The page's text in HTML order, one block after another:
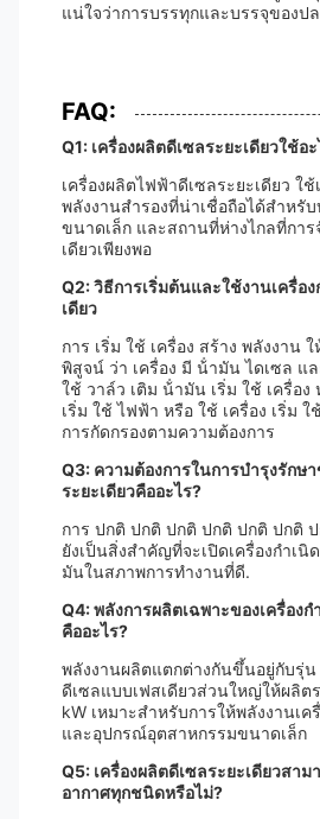
แน่ใจว่าการบรรทุกและบรรจุของป
FAQ:
Q1: เครื่องผลิตดีเซลระยะเดียวใช้อ
เครื่องผลิตไฟฟ้าดีเซลระยะเดียว ใ
พลังงานสํารองที่น่าเชื่อถือได้สําหรั
ขนาดเล็ก และสถานที่ห่างไกลที่กา
เดียวเพียงพอ
Q2: วิธีการเริ่มต้นและใช้งานเครื่อ
เดียว
การ เริ่ม ใช้ เครื่อง สร้าง พลังงาน
พิสูจน์ ว่า เครื่อง มี น้ํามัน ไดเซล แ
ใช้ วาล์ว เติม น้ํามัน เริ่ม ใช้ เครื่อง
เริ่ม ใช้ ไฟฟ้า หรือ ใช้ เครื่อง เริ่ม ใ
การกัดกรองตามความต้องการ
Q3: ความต้องการในการบํารุงรักษ
ระยะเดียวคืออะไร?
การ ปกติ ปกติ ปกติ ปกติ ปกติ ปกติ
ยังเป็นสิ่งสําคัญที่จะเปิดเครื่องกําเนิ
มันในสภาพการทํางานที่ดี.
Q4: พลังการผลิตเฉพาะของเครื่องกํ
คืออะไร?
พลังงานผลิตแตกต่างกันขึ้นอยู่กับรุ่น
ดีเซลแบบเฟสเดียวส่วนใหญ่ให้ผลิต
kW เหมาะสําหรับการให้พลังงานเค
และอุปกรณ์อุตสาหกรรมขนาดเล็ก
Q5: เครื่องผลิตดีเซลระยะเดียวสา
อากาศทุกชนิดหรือไม่?